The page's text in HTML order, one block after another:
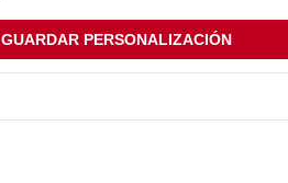
GUARDAR PERSONALIZACIÓN